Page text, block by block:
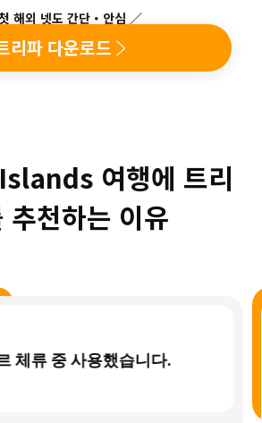
해외 넷도 간단・안심 ／
리파 다운로드
추천하는 이유
체류 중 사용했습니다.